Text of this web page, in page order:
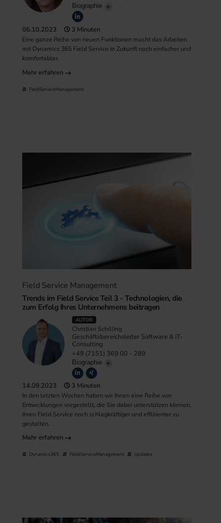
Biographie
06.10.2023 3 Minuten
Eine ganze Reihe von neuen Funktionen macht das Arbeiten
mit Dynamics 365 Field Service in Zukunft noch einfacher und
komfortabler.
Mehr erfahren
FieldServiceManagement
Field Service Management
Trends im Field Service Teil 3 - Technologien, die
zum Erfolg Ihres Unternehmens beitragen
AUTOR
Christian Schilling
Geschäftsbereichsleiter Software & IT-
Consulting
+49 (7151) 369 00 - 289
Biographie
14.09.2023 3 Minuten
In den letzten Wochen haben wir Ihnen eine Reihe von
Entwicklungen vorgestellt, die Sie dabei unterstützen können,
Ihren Field Service noch schlagkräftiger und effizienter zu
gestalten.
Mehr erfahren
Dynamics365 FieldServiceManagement Updates